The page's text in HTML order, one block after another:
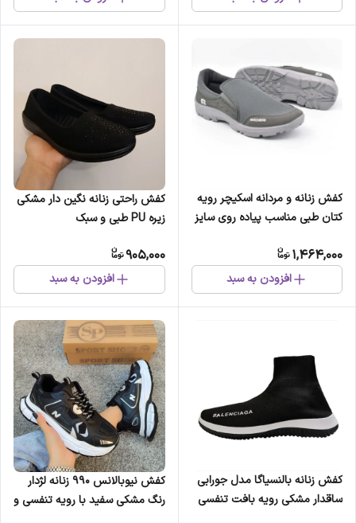
کفش زنانه و مردانه اسکیچر رویه
کتان طبی مناسب پیاده روی سایز
1,464,000
افزودن به سبد
کفش راحتی زنانه نگین دار مشکی
زیره PU طبی و سبک
905,000
افزودن به سبد
کفش زنانه بالنسیاگا مدل جورابی
ساقدار مشکی رویه بافت تنفسی
کفش نیوبالانس 990 زنانه لژدار
رنگ مشکی سفید با رویه تنفسی و